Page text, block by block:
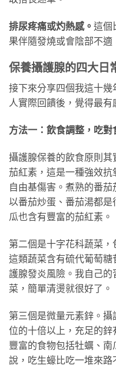
排尿疼痛或灼熱感。 這個
果伴隨發燒或會陰部不適
保養攝護腺的四大日
接下來分享四個我這十
人實際回饋後，覺得最有
方法一：飲食調整，吃
攝護腺保養的飲食原則
茄紅素，這是一種強效
自由基傷害。煮熟的番
以番茄炒蛋、番茄湯都
瓜也含有豐富的茄紅素。
第二個是十字花科蔬菜，
這類蔬菜含有硫代葡萄
護腺發炎風險。我自己
菜，簡單清燙就很好了。
第三個是微量元素鋅。
位的十倍以上，充足的
豐富的食物包括牡蠣、
說，吃生蠔比吃一堆來路